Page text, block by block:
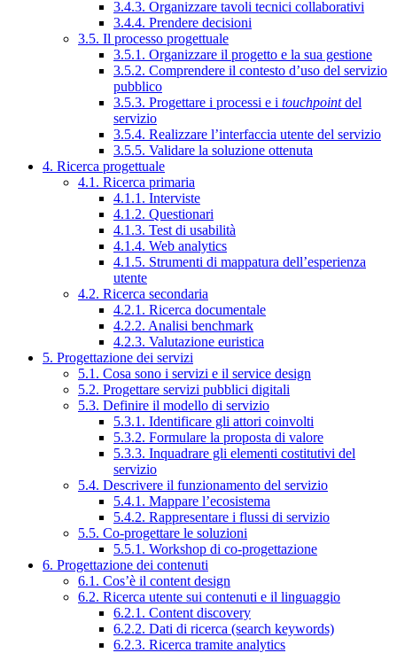
3.4.3. Organizzare tavoli tecnici collaborativi
3.4.4. Prendere decisioni
3.5. Il processo progettuale
3.5.1. Organizzare il progetto e la sua gestione
3.5.2. Comprendere il contesto d’uso del servizio
pubblico
3.5.3. Progettare i processi e i touchpointdel
servizio
3.5.4. Realizzare l’interfaccia utente del servizio
3.5.5. Validare la soluzione ottenuta
4. Ricerca progettuale
4.1. Ricerca primaria
4.1.1. Interviste
4.1.2. Questionari
4.1.3. Test di usabilità
4.1.4. Web analytics
4.1.5. Strumenti di mappatura dell’esperienza
utente
4.2. Ricerca secondaria
4.2.1. Ricerca documentale
4.2.2. Analisi benchmark
4.2.3. Valutazione euristica
5. Progettazione dei servizi
5.1. Cosa sono i servizi e il service design
5.2. Progettare servizi pubblici digitali
5.3. Definire il modello di servizio
5.3.1. Identificare gli attori coinvolti
5.3.2. Formulare la proposta di valore
5.3.3. Inquadrare gli elementi costitutivi del
servizio
5.4. Descrivere il funzionamento del servizio
5.4.1. Mappare l’ecosistema
5.4.2. Rappresentare i flussi di servizio
5.5. Co-progettare le soluzioni
5.5.1. Workshop di co-progettazione
6. Progettazione dei contenuti
6.1. Cos’è il content design
6.2. Ricerca utente sui contenuti e il linguaggio
6.2.1. Content discovery
6.2.2. Dati di ricerca (search keywords)
6.2.3. Ricerca tramite analytics